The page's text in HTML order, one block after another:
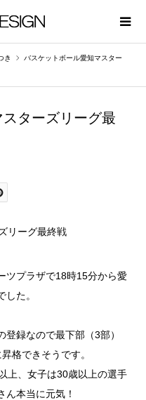
き
バスケットボール愛知マスター
ターズリーグ最
ツプラザで18時15分から愛
た。
録なので最下部（3部）
格できそうです。
上、女子は30歳以上の選手
ん本当に元気！